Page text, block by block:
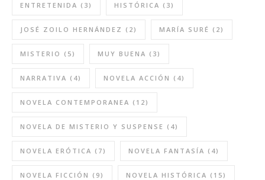
ENTRETENIDA (3) HISTÓRICA (3)
JOSÉ ZOILO HERNÁNDEZ (2) MARÍA SURÉ (2)
MISTERIO (5) MUY BUENA (3)
NARRATIVA (4) NOVELA ACCIÓN (4)
NOVELA CONTEMPORANEA (12)
NOVELA DE MISTERIO Y SUSPENSE (4)
NOVELA ERÓTICA (7) NOVELA FANTASÍA (4)
NOVELA FICCIÓN (9) NOVELA HISTÓRICA (15)